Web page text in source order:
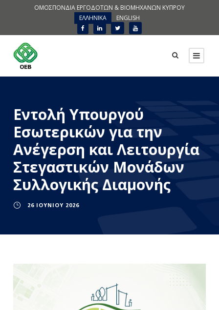
ΟΜΟΣΠΟΝΔΙΑ ΕΡΓΟΔΟΤΩΝ & ΒΙΟΜΗΧΑΝΩΝ ΚΥΠΡΟΥ
ΕΛΛΗΝΙΚΑ
ENGLISH
Εντολή Υπουργού
Εσωτερικών για την
Ανέγερση και Λειτουργία
Στεγαστικών Μονάδων
Συλλογικής Διαμονής
26 ΙΟΥΝΊΟΥ 2026